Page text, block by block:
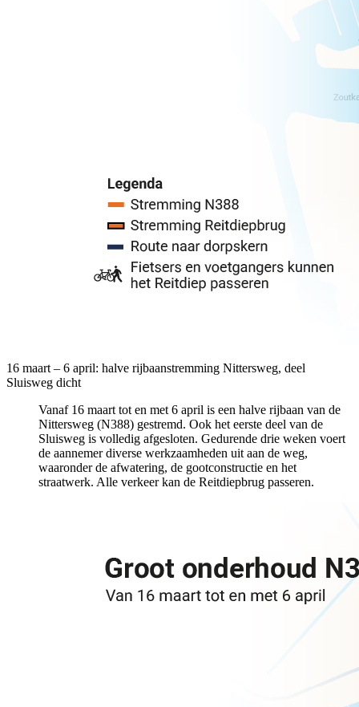
16 maart – 6 april: halve rijbaanstremming Nittersweg, deel
Sluisweg dicht
Vanaf 16 maart tot en met 6 april is een halve rijbaan van de
Nittersweg (N388) gestremd. Ook het eerste deel van de
Sluisweg is volledig afgesloten. Gedurende drie weken voert
de aannemer diverse werkzaamheden uit aan de weg,
waaronder de afwatering, de gootconstructie en het
straatwerk. Alle verkeer kan de Reitdiepbrug passeren.